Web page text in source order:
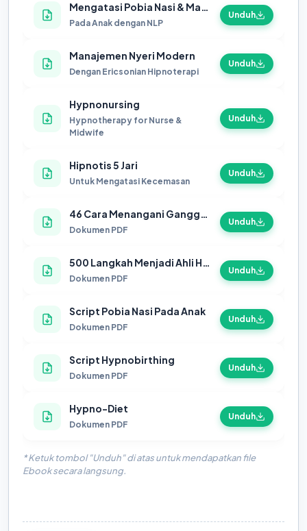
Mengatasi Pobia Nasi & Makanan
Pada Anak dengan NLP
Unduh
Manajemen Nyeri Modern
Dengan Ericsonian Hipnoterapi
Unduh
Hypnonursing
Hypnotherapy for Nurse &
Midwife
Unduh
Hipnotis 5 Jari
Untuk Mengatasi Kecemasan
Unduh
46 Cara Menangani Gangguan Psikosomatis
Dokumen PDF
Unduh
500 Langkah Menjadi Ahli Hipnoterapi
Dokumen PDF
Unduh
Script Pobia Nasi Pada Anak
Dokumen PDF
Unduh
Script Hypnobirthing
Dokumen PDF
Unduh
Hypno-Diet
Dokumen PDF
Unduh
* Ketuk tombol "Unduh" di atas untuk mendapatkan file
Ebook secara langsung.